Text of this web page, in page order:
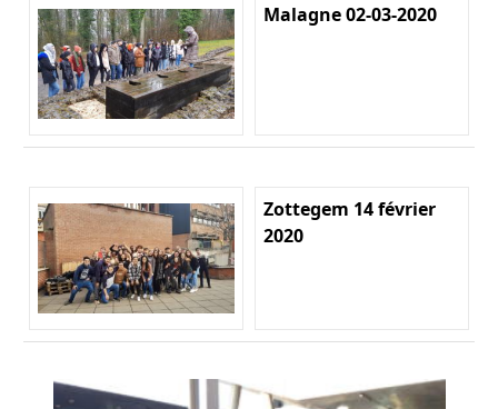
Malagne 02-03-2020
Zottegem 14 février
2020